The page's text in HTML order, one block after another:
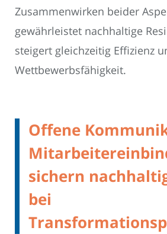
Zusammenwirken beider
gewährleistet nachhaltige
steigert gleichzeitig Effizienz
Wettbewerbsfähigkeit.
Offene
sichern
bei